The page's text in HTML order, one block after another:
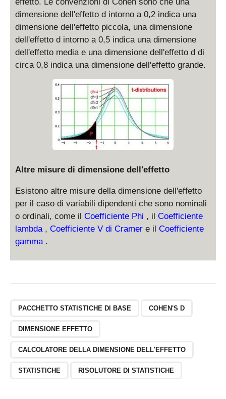
dimensione dell'effetto d intorno a 0,2 indica una
dimensione dell'effetto piccola, una dimensione
dell'effetto d intorno a 0,5 indica una dimensione
dell'effetto media e una dimensione dell'effetto d di
circa 0,8 indica una dimensione dell'effetto grande.
Altre misure di dimensione dell'effetto
Esistono altre misure della dimensione dell'effetto
per il caso di variabili dipendenti che sono nominali
o ordinali, come il Coefficiente Phi , il Coefficiente
lambda , Coefficiente V di Cramer e il Coefficiente
gamma .
PACCHETTO STATISTICHE DI BASE COHEN'S D
DIMENSIONE EFFETTO
CALCOLATORE DELLA DIMENSIONE DELL'EFFETTO
STATISTICHE RISOLUTORE DI STATISTICHE